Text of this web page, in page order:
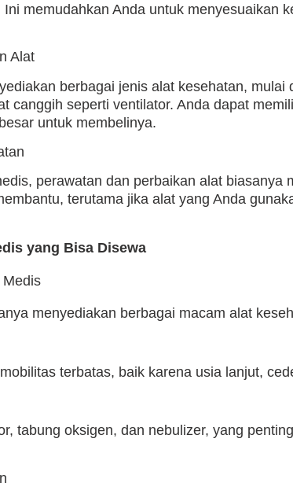
memudahkan Anda untuk menyesuaikan
Alat
berbagai jenis alat kesehatan, mulai
canggih seperti ventilator. Anda dapat
untuk membelinya.
perawatan dan perbaikan alat biasanya
terutama jika alat yang Anda
yang Bisa Disewa
menyediakan berbagai macam alat
terbatas, baik karena usia lanjut,
tabung oksigen, dan nebulizer, yang